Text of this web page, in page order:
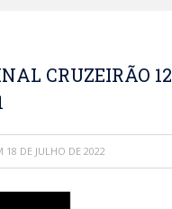
CRUZEIRÃO 12
18 DE JULHO DE 2022